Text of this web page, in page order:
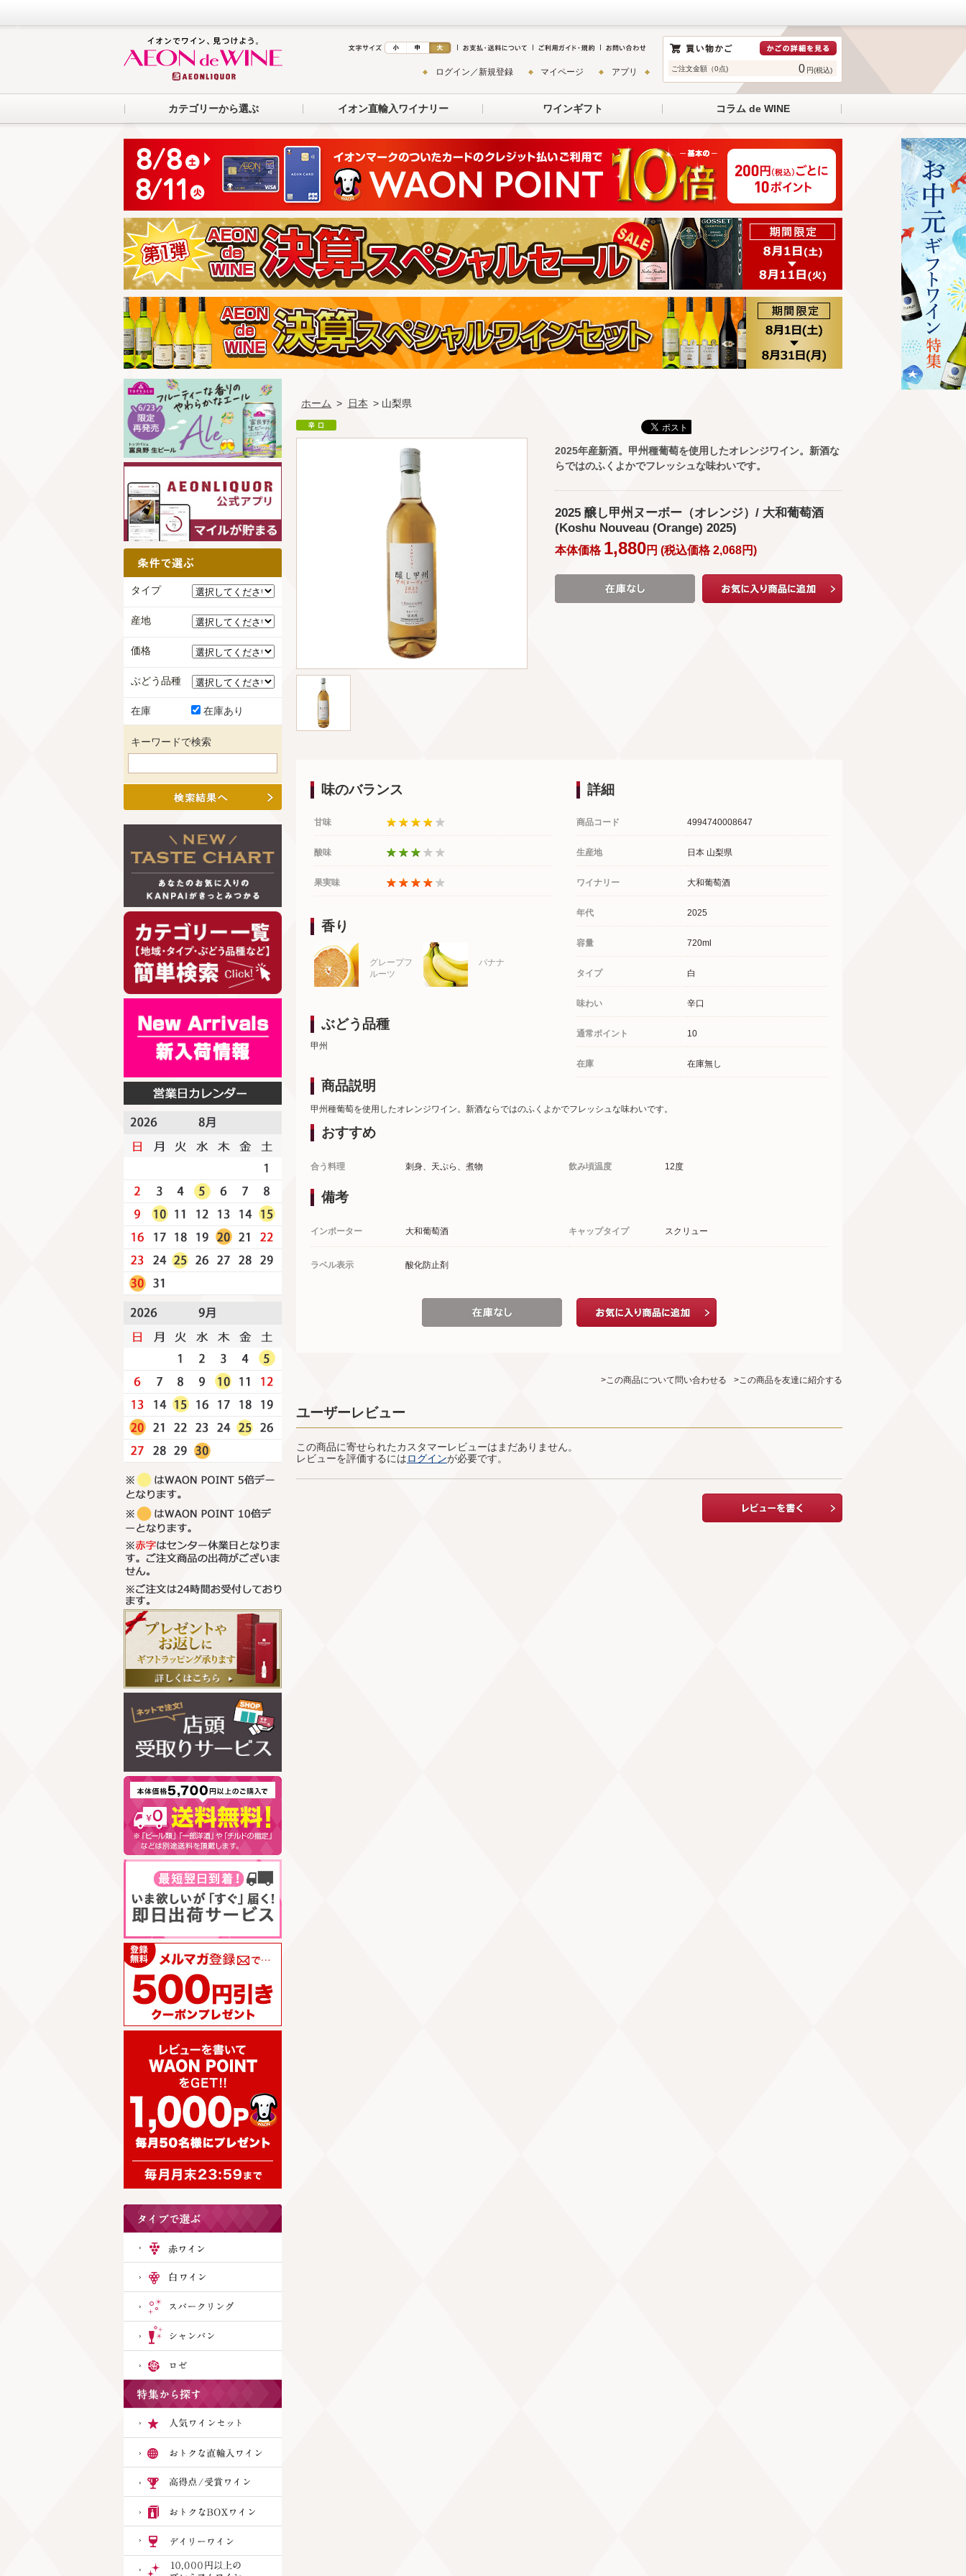
ご注文金額（0点) 0 円(税込)
ログイン／新規登録 マイページ アプリ
カテゴリーから選ぶ イオン直輸入ワイナリー ワインギフト コラム de WINE
ホーム > 日本 > 山梨県
2025年産新酒。甲州種葡萄を使用したオレンジワイン。新酒な
らではのふくよかでフレッシュな味わいです。
2025 醸し甲州ヌーボー（オレンジ）/ 大和葡萄酒
(Koshu Nouveau (Orange) 2025)
本体価格 1,880円 (税込価格2,068円)
詳細
商品コード 4994740008647
生産地 日本 山梨県
ワイナリー 大和葡萄酒
年代 2025
容量 720ml
タイプ 白
味わい 辛口
通常ポイント 10
在庫 在庫無し
味のバランス
甘味
酸味
果実味
香り
グレープフ
ルーツ
バナナ
ぶどう品種
甲州
商品説明
甲州種葡萄を使用したオレンジワイン。新酒ならではのふくよかでフレッシュな味わいです。
おすすめ
合う料理 刺身、天ぷら、煮物 飲み頃温度 12度
備考
インポーター 大和葡萄酒 キャップタイプ スクリュー
ラベル表示 酸化防止剤
>この商品について問い合わせる >この商品を友達に紹介する
ユーザーレビュー
この商品に寄せられたカスタマーレビューはまだありません。
レビューを評価するにはログインが必要です。
タイプ
産地
価格
ぶどう品種
在庫 在庫あり
キーワードで検索